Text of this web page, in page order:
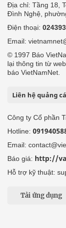
Địa chỉ: Tầng 18,
Đình Nghệ,
Điện thoại:
Email:
© 1997 Báo
lại thông tin từ
báo VietNamNet.
Liên hệ quảng
Công ty Cổ phần
Hotline:
Email:
Báo giá: http://
Hỗ trợ kỹ thuật:
Tải ứng dụng